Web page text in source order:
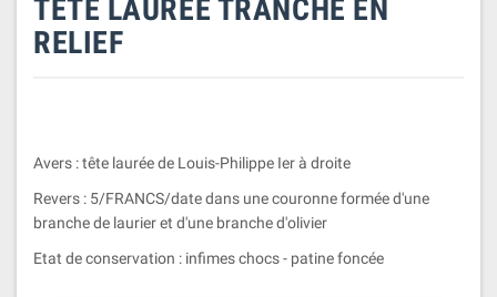
TÊTE LAURÉE TRANCHE EN
RELIEF
Avers : tête laurée de Louis-Philippe Ier à droite
Revers : 5/FRANCS/date dans une couronne formée d'une
branche de laurier et d'une branche d'olivier
Etat de conservation : infimes chocs - patine foncée